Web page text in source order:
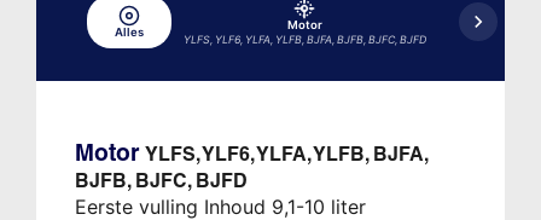
Alles
Motor
YLFS, YLF6, YLFA, YLFB, BJFA, BJFB, BJFC, BJFD
Motor YLFS, YLF6, YLFA, YLFB, BJFA,
BJFB, BJFC, BJFD
Eerste vulling Inhoud 9,1-10 liter